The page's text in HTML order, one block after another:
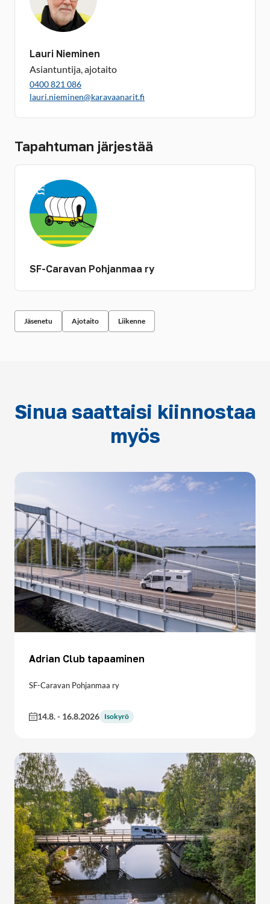
Lauri Nieminen
Asiantuntija, ajotaito
0400 821 086
lauri.nieminen@karavaanarit.fi
Tapahtuman järjestää
SF-Caravan Pohjanmaa ry
Jäsenetu Ajotaito Liikenne
Sinua saattaisi kiinnostaa
myös
Adrian Club tapaaminen
SF-Caravan Pohjanmaa ry
14.8.- 16.8.2026 Isokyrö